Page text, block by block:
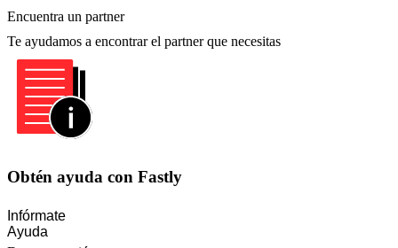
Encuentra un partner
Te ayudamos a encontrar el partner que necesitas
Obtén ayuda con Fastly
Infórmate
Ayuda